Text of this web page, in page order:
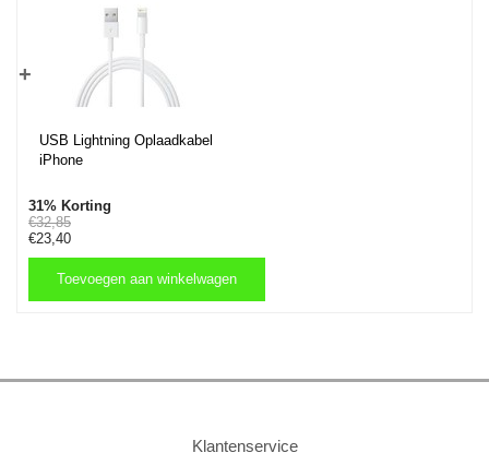
+
USB Lightning Oplaadkabel
iPhone
31% Korting
€32,85
€23,40
Toevoegen aan winkelwagen
Klantenservice